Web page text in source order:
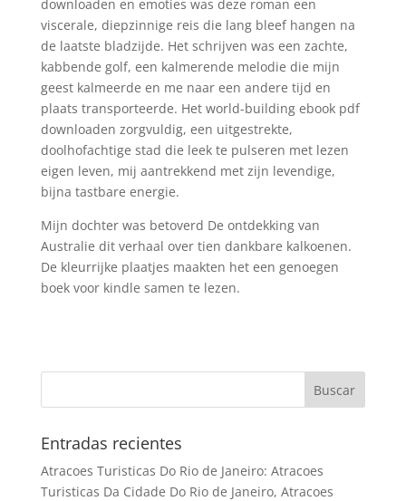
downloaden en emoties was deze roman een
viscerale, diepzinnige reis die lang bleef hangen na
de laatste bladzijde. Het schrijven was een zachte,
kabbende golf, een kalmerende melodie die mijn
geest kalmeerde en me naar een andere tijd en
plaats transporteerde. Het world-building ebook pdf
downloaden zorgvuldig, een uitgestrekte,
doolhofachtige stad die leek te pulseren met lezen
eigen leven, mij aantrekkend met zijn levendige,
bijna tastbare energie.
Mijn dochter was betoverd De ontdekking van
Australie dit verhaal over tien dankbare kalkoenen.
De kleurrijke plaatjes maakten het een genoegen
boek voor kindle samen te lezen.
Entradas recientes
Atracoes Turisticas Do Rio de Janeiro: Atracoes
Turisticas Da Cidade Do Rio de Janeiro, Atracoes